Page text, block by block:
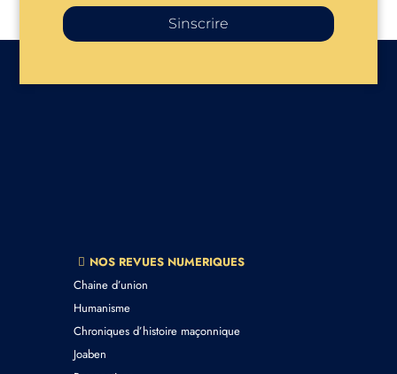
Sinscrire
NOS REVUES NUMERIQUES
Chaine d’union
Humanisme
Chroniques d’histoire maçonnique
Joaben